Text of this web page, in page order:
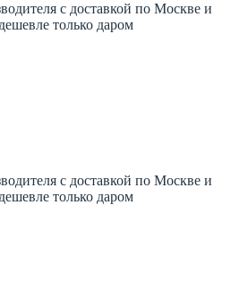
с доставкой по Москве и
только даром
с доставкой по Москве и
только даром